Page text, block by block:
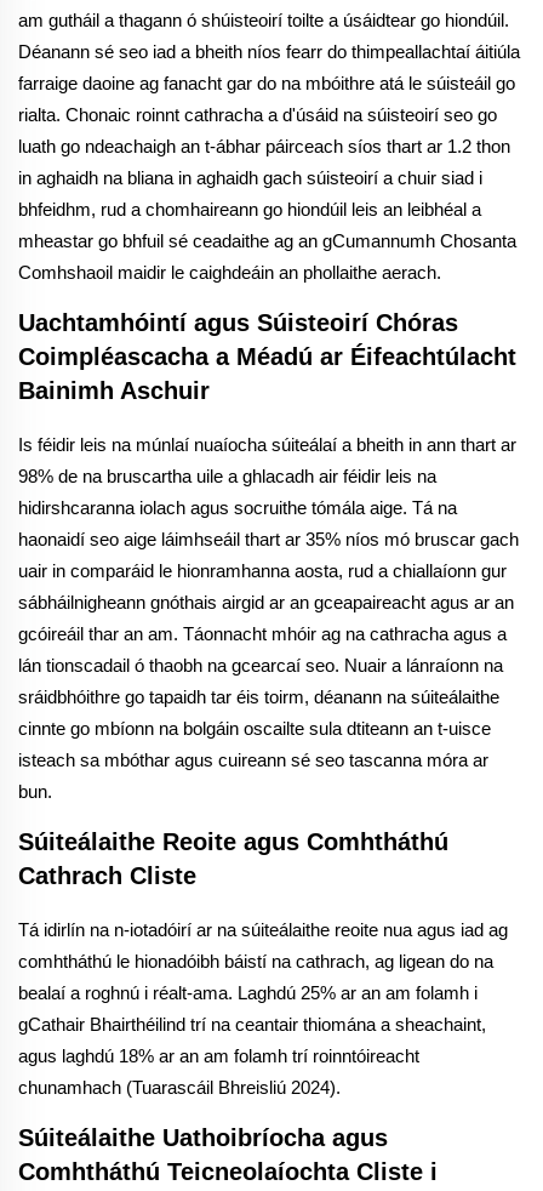
am gutháil a thagann ó shúisteoirí toilte a úsáidtear go hiondúil.
Déanann sé seo iad a bheith níos fearr do thimpeallachtaí áitiúla
farraige daoine ag fanacht gar do na mbóithre atá le súisteáil go
rialta. Chonaic roinnt cathracha a d'úsáid na súisteoirí seo go
luath go ndeachaigh an t-ábhar páirceach síos thart ar 1.2 thon
in aghaidh na bliana in aghaidh gach súisteoirí a chuir siad i
bhfeidhm, rud a chomhaireann go hiondúil leis an leibhéal a
mheastar go bhfuil sé ceadaithe ag an gCumannumh Chosanta
Comhshaoil maidir le caighdeáin an phollaithe aerach.
Uachtamhóintí agus Súisteoirí Chóras
Coimpléascacha a Méadú ar Éifeachtúlacht
Bainimh Aschuir
Is féidir leis na múnlaí nuaíocha súiteálaí a bheith in ann thart ar
98% de na bruscartha uile a ghlacadh air féidir leis na
hidirshcaranna iolach agus socruithe tómála aige. Tá na
haonaidí seo aige láimhseáil thart ar 35% níos mó bruscar gach
uair in comparáid le hionramhanna aosta, rud a chiallaíonn gur
sábháilnigheann gnóthais airgid ar an gceapaireacht agus ar an
gcóireáil thar an am. Táonnacht mhóir ag na cathracha agus a
lán tionscadail ó thaobh na gcearcaí seo. Nuair a lánraíonn na
sráidbhóithre go tapaidh tar éis toirm, déanann na súiteálaithe
cinnte go mbíonn na bolgáin oscailte sula dtiteann an t-uisce
isteach sa mbóthar agus cuireann sé seo tascanna móra ar
bun.
Súiteálaithe Reoite agus Comhtháthú
Cathrach Cliste
Tá idirlín na n-iotadóirí ar na súiteálaithe reoite nua agus iad ag
comhtháthú le hionadóibh báistí na cathrach, ag ligean do na
bealaí a roghnú i réalt-ama. Laghdú 25% ar an am folamh i
gCathair Bhairthéilind trí na ceantair thiomána a sheachaint,
agus laghdú 18% ar an am folamh trí roinntóireacht
chunamhach (Tuarascáil Bhreisliú 2024).
Súiteálaithe Uathoibríocha agus
Comhtháthú Teicneolaíochta Cliste i